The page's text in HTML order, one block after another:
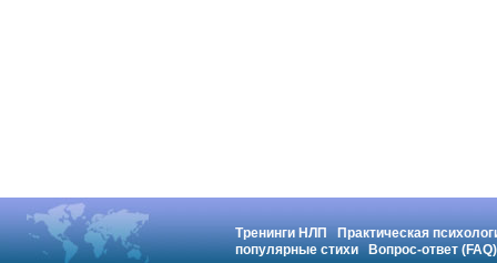
Тренинги НЛП
Практическая
популярные стихи
Вопрос-ответ (FAQ)